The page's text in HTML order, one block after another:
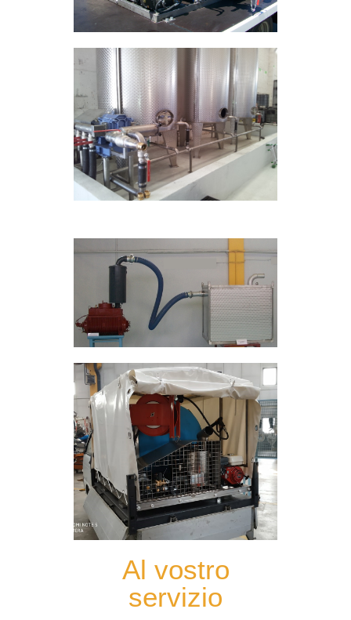
Al vostro
servizio